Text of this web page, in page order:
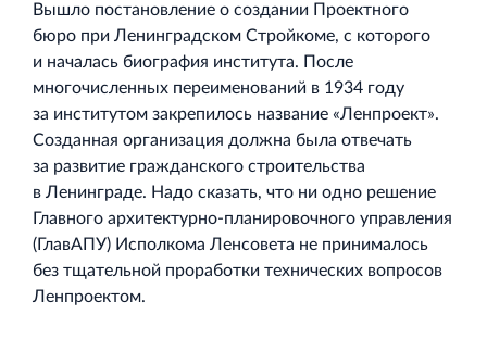
Испытательный комплекс ПКТИ
Многофункцинальный испытательный комплекс
Торгово-развлекательный центр Вернисаж в
Кингисеппе
Современный торговый комплекс в центре города
Вышло постановление о создании Проектного
бюро при Ленинградском Стройкоме, с которого
и началась биография института. После
многочисленных переименований в 1934 году
за институтом закрепилось название «Ленпроект».
Созданная организация должна была отвечать
за развитие гражданского строительства
в Ленинграде. Надо сказать, что ни одно решение
Главного архитектурно‐планировочного управления
(ГлавАПУ) Исполкома Ленсовета не принималось
без тщательной проработки технических вопросов
Ленпроектом.